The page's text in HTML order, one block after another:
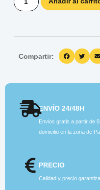
Compartir:
ENVÍO 24/48H
Envios gratis a partir de
domicilio en la zona de
PRECIO
Calidad y precio